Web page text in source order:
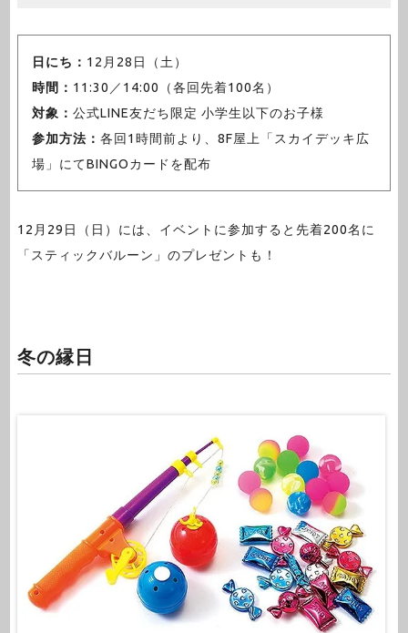
日にち： 12月28日（土）
時間： 11:30／14:00（各回先着100名）
対象： 公式LINE友だち限定 小学生以下のお子様
参加方法： 各回1時間前より、8F屋上「スカイデッキ広
場」にてBINGOカードを配布
12月29日（日）には、イベントに参加すると先着200名に
「スティックバルーン」のプレゼントも！
冬の縁日